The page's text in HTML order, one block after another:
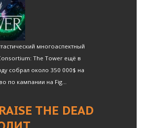
многоаспектный
The Tower ещё в
собрал около 350 000$ на
по кампании на Fig...
THE DEAD